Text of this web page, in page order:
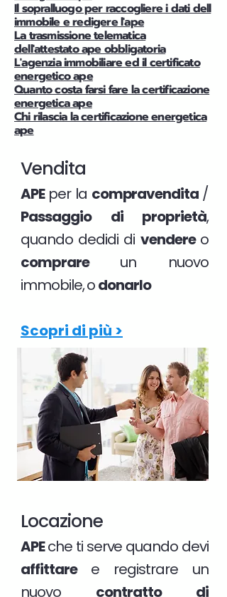
Il sopralluogo per raccogliere i dati dell
immobile e redigere l'ape
La trasmissione telematica
dell'attestato ape obbligatoria
L'agenzia immobiliare ed il certificato
energetico ape
Quanto costa farsi fare la certificazione
energetica ape
Chi rilascia la certificazione energetica
ape
Vendita
APE per la compravendita /
Passaggio di proprietà,
quando dedidi di vendere o
comprare un nuovo
immobile, odonarlo
Scopri di più >
Locazione
APEche ti serve quando devi
affittare e registrare un
nuovo contratto di